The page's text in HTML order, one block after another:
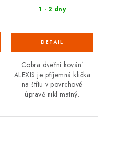
1 - 2 dny
Cobra dveřní kování
ALEXIS je příjemná klička
na štítu v povrchové
úpravě nikl matný.